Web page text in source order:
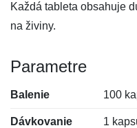
Každá tableta obsahuje
na živiny.
Parametre
Balenie 100
Dávkovanie 1